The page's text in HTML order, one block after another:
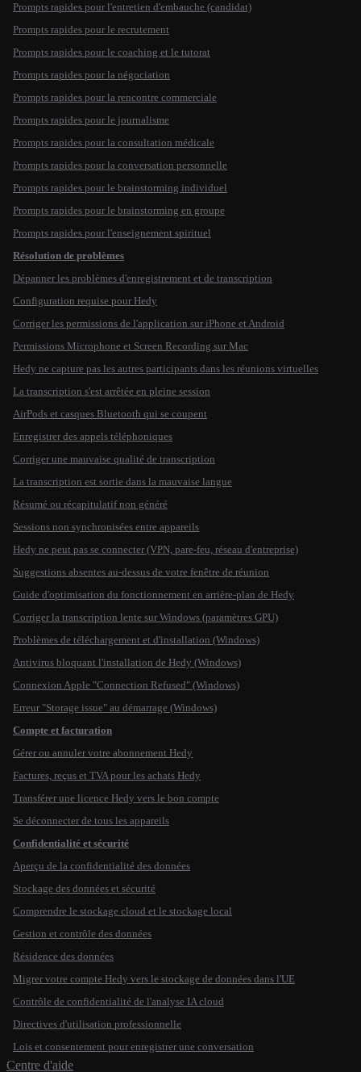
Prompts rapides pour l'entretien d'embauche (candidat)
Prompts rapides pour le recrutement
Prompts rapides pour le coaching et le tutorat
Prompts rapides pour la négociation
Prompts rapides pour la rencontre commerciale
Prompts rapides pour le journalisme
Prompts rapides pour la consultation médicale
Prompts rapides pour la conversation personnelle
Prompts rapides pour le brainstorming individuel
Prompts rapides pour le brainstorming en groupe
Prompts rapides pour l'enseignement spirituel
Résolution de problèmes
Dépanner les problèmes d'enregistrement et de transcription
Configuration requise pour Hedy
Corriger les permissions de l'application sur iPhone et Android
Permissions Microphone et Screen Recording sur Mac
Hedy ne capture pas les autres participants dans les réunions virtuelles
La transcription s'est arrêtée en pleine session
AirPods et casques Bluetooth qui se coupent
Enregistrer des appels téléphoniques
Corriger une mauvaise qualité de transcription
La transcription est sortie dans la mauvaise langue
Résumé ou récapitulatif non généré
Sessions non synchronisées entre appareils
Hedy ne peut pas se connecter (VPN, pare-feu, réseau d'entreprise)
Suggestions absentes au-dessus de votre fenêtre de réunion
Guide d'optimisation du fonctionnement en arrière-plan de Hedy
Corriger la transcription lente sur Windows (paramètres GPU)
Problèmes de téléchargement et d'installation (Windows)
Antivirus bloquant l'installation de Hedy (Windows)
Connexion Apple "Connection Refused" (Windows)
Erreur "Storage issue" au démarrage (Windows)
Compte et facturation
Gérer ou annuler votre abonnement Hedy
Factures, reçus et TVA pour les achats Hedy
Transférer une licence Hedy vers le bon compte
Se déconnecter de tous les appareils
Confidentialité et sécurité
Aperçu de la confidentialité des données
Stockage des données et sécurité
Comprendre le stockage cloud et le stockage local
Gestion et contrôle des données
Résidence des données
Migrer votre compte Hedy vers le stockage de données dans l'UE
Contrôle de confidentialité de l'analyse IA cloud
Directives d'utilisation professionnelle
Lois et consentement pour enregistrer une conversation
Centre d'aide